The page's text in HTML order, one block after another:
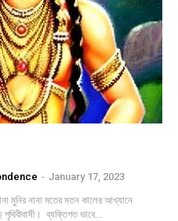
- January 17, 2023
মুনির নানা মতের মতন কালের আখ্যানে
মহাভারত নামক মহাকাব্যের অনেক রুপ দেখে যাচ্ছে পৃথিবীবাসী। ব্যক্তিগত ভাবে...